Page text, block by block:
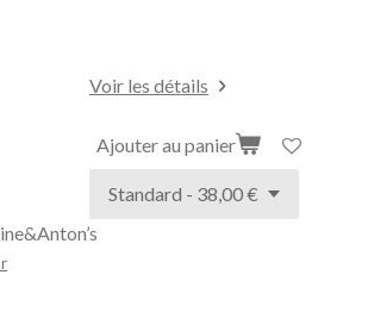
Voir les détails
Ajouter au panier